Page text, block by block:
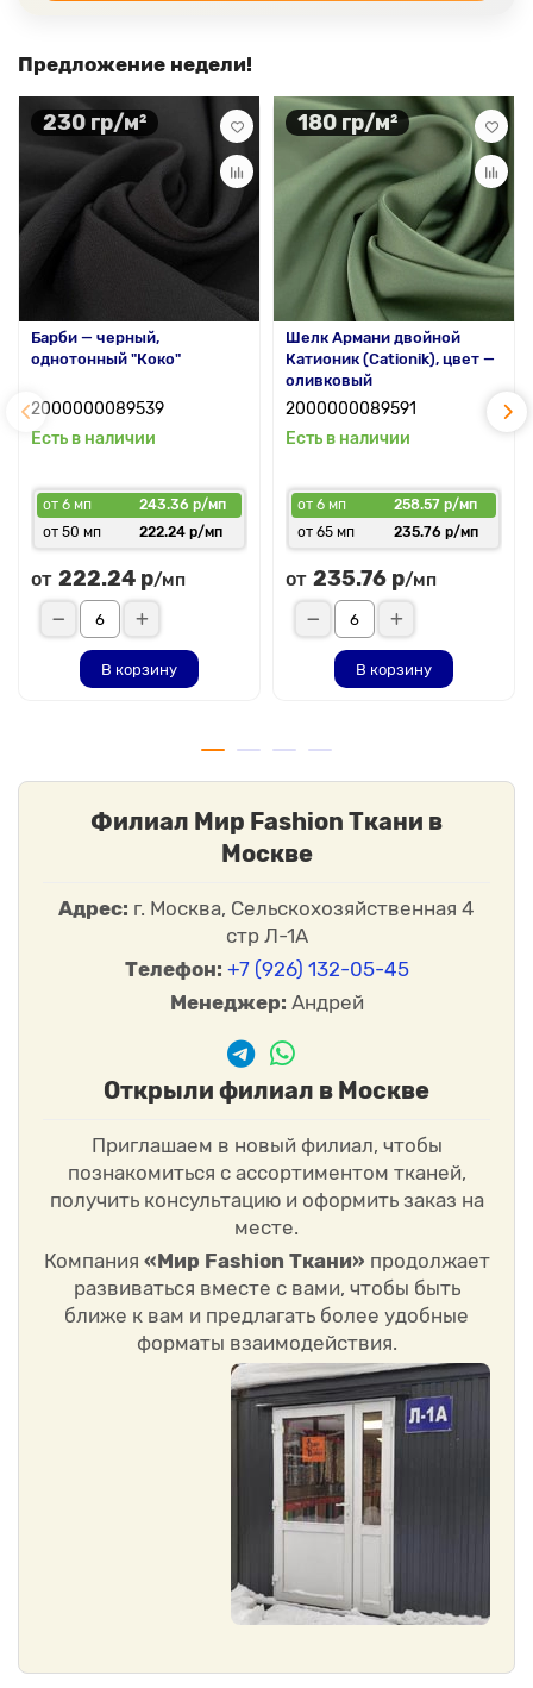
Предложение недели!
230 гр/м²
Барби — черный,
однотонный "Коко"
2000000089539
Есть в наличии
от 6 мп
243.36 р/мп
от 50 мп
222.24 р/мп
от 222.24 р/мп
В корзину
180 гр/м²
Шелк Армани двойной
Катионик (Cationik), цвет —
оливковый
2000000089591
Есть в наличии
от 6 мп
258.57 р/мп
от 65 мп
235.76 р/мп
от 235.76 р/мп
В корзину
Филиал Мир Fashion Ткани в
Москве
Адрес: г. Москва, Сельскохозяйственная 4
стр Л-1А
Телефон: +7 (926) 132-05-45
Менеджер: Андрей
Открыли филиал в Москве
Приглашаем в новый филиал, чтобы
познакомиться с ассортиментом тканей,
получить консультацию и оформить заказ на
месте.
Компания «Мир Fashion Ткани» продолжает
развиваться вместе с вами, чтобы быть
ближе к вам и предлагать более удобные
форматы взаимодействия.